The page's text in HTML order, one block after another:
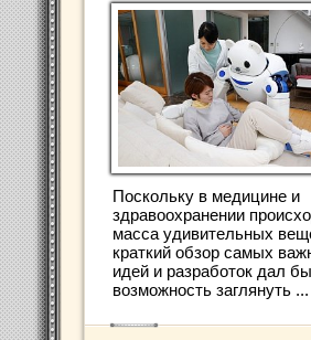
Поскольку в медицине и
здравоохранении
масса удивительных
краткий обзор самых
идей и разработок дал бы
возможность заглянуть ...